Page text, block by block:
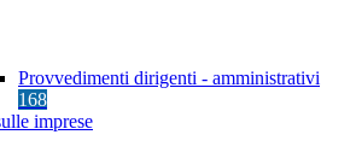
Provvedimenti dirigenti - amministrativi
168
imprese